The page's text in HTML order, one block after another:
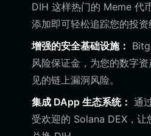
DIH 这样热门的 Meme 代
添加即可轻松追踪您的投资
增强的安全基础设施：
风险保证金，为您的数字
见的链上漏洞风险。
集成 DApp 生态系统： 通
受欢迎的 Solana DEX，